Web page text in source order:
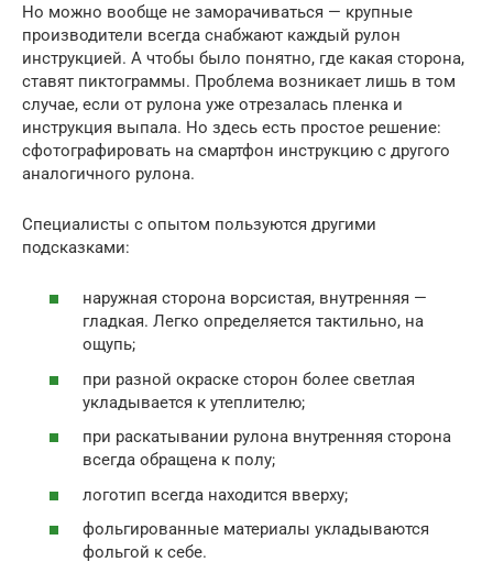
Но можно вообще не заморачиваться — крупные
производители всегда снабжают каждый рулон
инструкцией. А чтобы было понятно, где какая сторона,
ставят пиктограммы. Проблема возникает лишь в том
случае, если от рулона уже отрезалась пленка и
инструкция выпала. Но здесь есть простое решение:
сфотографировать на смартфон инструкцию с другого
аналогичного рулона.
Специалисты с опытом пользуются другими
подсказками:
наружная сторона ворсистая, внутренняя —
гладкая. Легко определяется тактильно, на
ощупь;
при разной окраске сторон более светлая
укладывается к утеплителю;
при раскатывании рулона внутренняя сторона
всегда обращена к полу;
логотип всегда находится вверху;
фольгированные материалы укладываются
фольгой к себе.